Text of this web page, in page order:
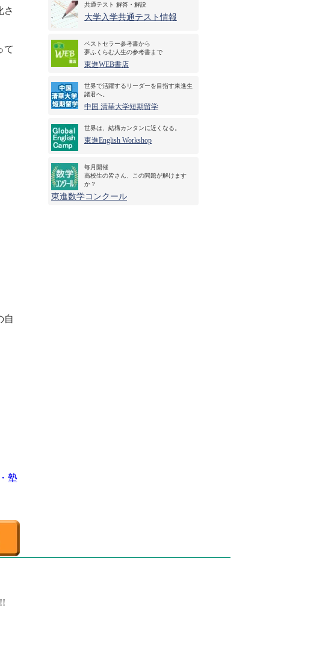
さ
て
自
塾
共通テスト 解答・解説
大学入学共通テスト情報
ベストセラー参考書から
夢ふくらむ人生の参考書まで
東進WEB書店
世界で活躍するリーダーを目指す東進生
諸君へ。
中国 清華大学短期留学
世界は、結構カンタンに近くなる。
東進English Workshop
毎月開催
高校生の皆さん、この問題が解けます
か？
東進数学コンクール